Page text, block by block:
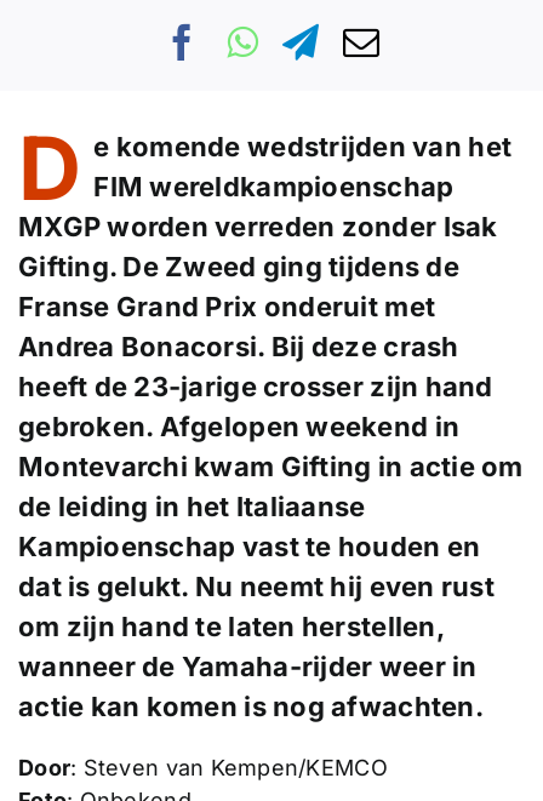
D e komende wedstrijden van het
FIM wereldkampioenschap
MXGP worden verreden zonder Isak
Gifting. De Zweed ging tijdens de
Franse Grand Prix onderuit met
Andrea Bonacorsi. Bij deze crash
heeft de 23-jarige crosser zijn hand
gebroken. Afgelopen weekend in
Montevarchi kwam Gifting in actie om
de leiding in het Italiaanse
Kampioenschap vast te houden en
dat is gelukt. Nu neemt hij even rust
om zijn hand te laten herstellen,
wanneer de Yamaha-rijder weer in
actie kan komen is nog afwachten.
Door: Steven van Kempen/KEMCO